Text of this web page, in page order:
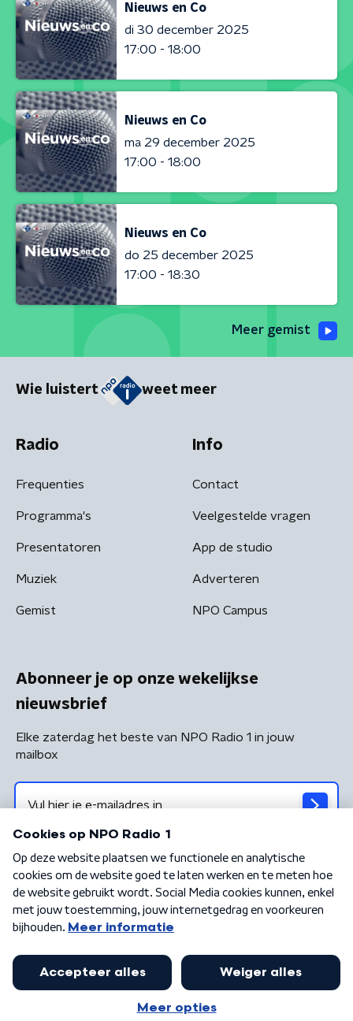
Nieuws en Co
di 30 december 2025
17:00 - 18:00
Nieuws en Co
ma 29 december 2025
17:00 - 18:00
Nieuws en Co
do 25 december 2025
17:00 - 18:30
Meer gemist
Wie luistert weet meer
Radio
Frequenties
Programma's
Presentatoren
Muziek
Gemist
Info
Contact
Veelgestelde vragen
App de studio
Adverteren
NPO Campus
Abonneer je op onze wekelijkse
nieuwsbrief
Elke zaterdag het beste van NPO Radio 1 in jouw
mailbox
Algemene voorwaarden